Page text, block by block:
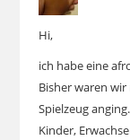
Hi,
ich habe eine
Bisher waren
Spielzeug
Kinder,